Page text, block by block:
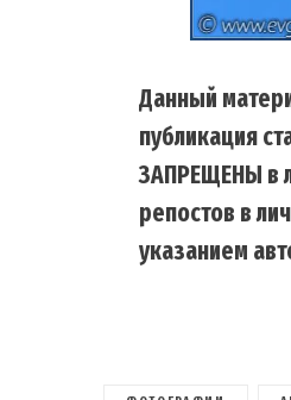
Данный
публикация
ЗАПРЕЩЕНЫ в
репостов в
указанием